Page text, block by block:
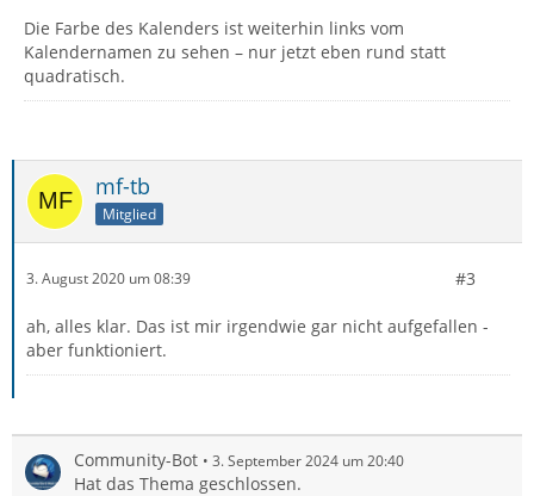
Die Farbe des Kalenders ist weiterhin links vom
Kalendernamen zu sehen – nur jetzt eben rund statt
quadratisch.
mf-tb
Mitglied
3. August 2020 um 08:39 #3
ah, alles klar. Das ist mir irgendwie gar nicht aufgefallen -
aber funktioniert.
Community-Bot 3. September 2024 um 20:40
Hat das Thema geschlossen.